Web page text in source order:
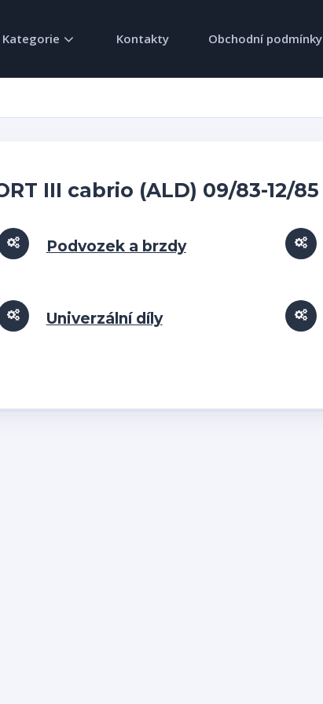
Kategorie Kontakty Obchodní podmínky
III cabrio (ALD) 09/83-12/85
Podvozek a brzdy
Univerzální díly